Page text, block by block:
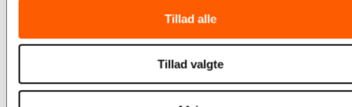
Tillad alle
Tillad valgte